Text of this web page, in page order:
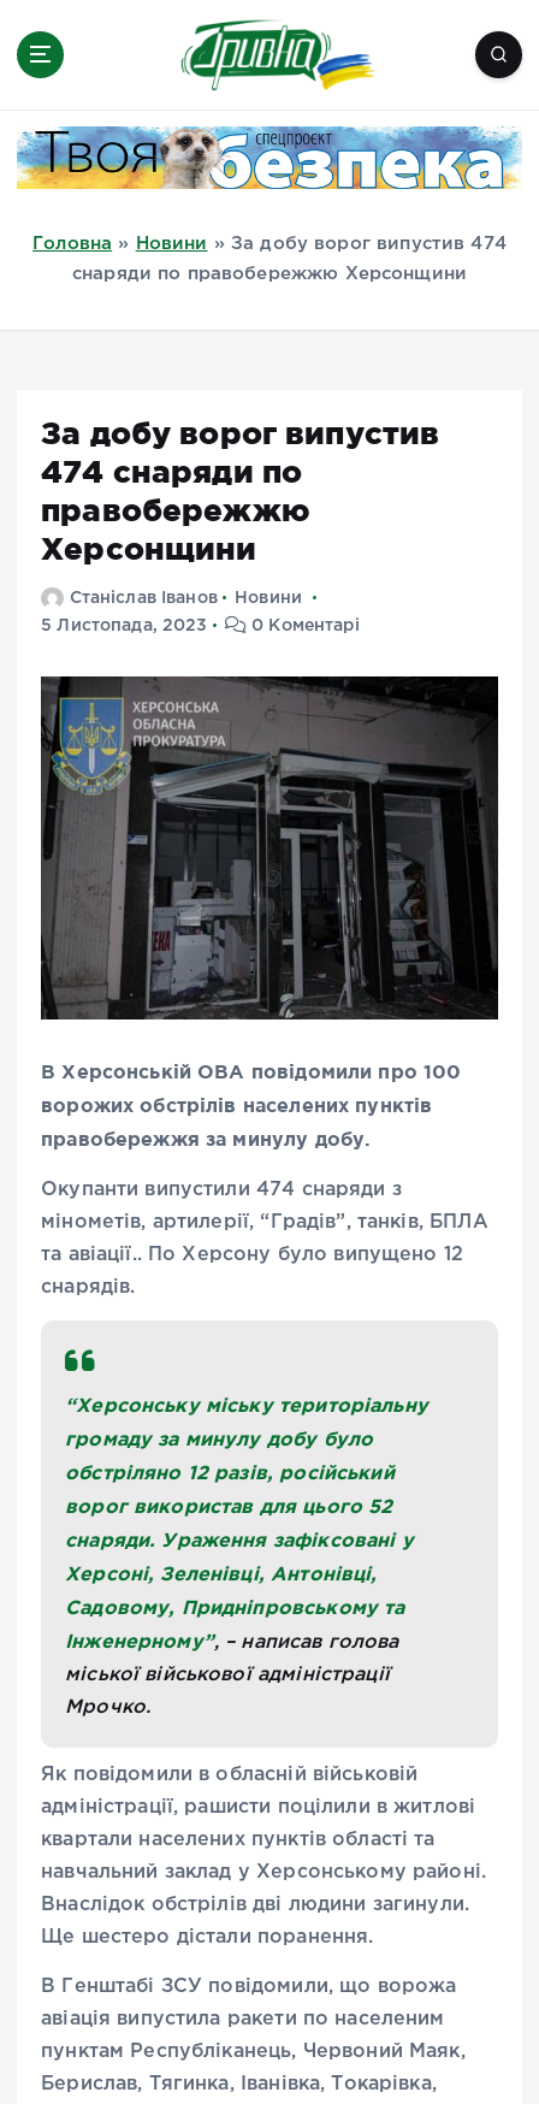
Миколаїв, Одеса, Мелітополь
Головна » Новини » За добу ворог випустив 474
снаряди по правобережжю Херсонщини
За добу ворог випустив
474 снаряди по
правобережжю
Херсонщини
Станіслав Іванов
Новини
5 Листопада, 2023
0 Коментарі
В Херсонській ОВА повідомили про 100
ворожих обстрілів населених пунктів
правобережжя за минулу добу.
Окупанти випустили 474 снаряди з
мінометів, артилерії, “Градів”, танків, БПЛА
та авіації.. По Херсону було випущено 12
снарядів.
“Херсонську міську територіальну
громаду за минулу добу було
обстріляно 12 разів, російський
ворог використав для цього 52
снаряди. Ураження зафіксовані у
Херсоні, Зеленівці, Антонівці,
Садовому, Придніпровському та
Інженерному”, – написав голова
міської військової адміністрації
Мрочко.
Як повідомили в обласній військовій
адміністрації, рашисти поцілили в житлові
квартали населених пунктів області та
навчальний заклад у Херсонському районі.
Внаслідок обстрілів дві людини загинули.
Ще шестеро дістали поранення.
В Генштабі ЗСУ повідомили, що ворожа
авіація випустила ракети по населеним
пунктам Республіканець, Червоний Маяк,
Берислав, Тягинка, Іванівка, Токарівка,